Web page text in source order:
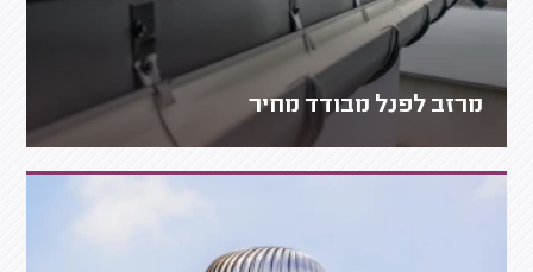
מרזב לפנל מבודד מחיר